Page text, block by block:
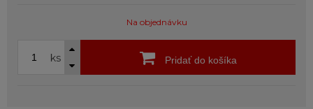
Na objednávku
ks Pridať do košíka